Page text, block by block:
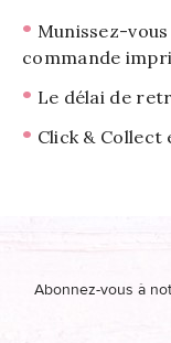
• Munissez-
commande
• Le délai de
• Click & Collect
Abonnez-vous à